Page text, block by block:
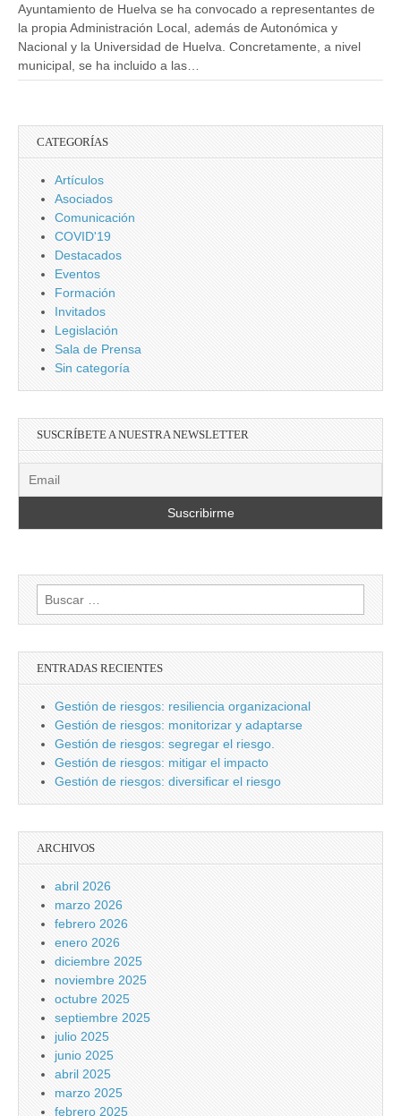
Ayuntamiento de Huelva se ha convocado a representantes de
la propia Administración Local, además de Autonómica y
Nacional y la Universidad de Huelva. Concretamente, a nivel
municipal, se ha incluido a las…
CATEGORÍAS
Artículos
Asociados
Comunicación
COVID'19
Destacados
Eventos
Formación
Invitados
Legislación
Sala de Prensa
Sin categoría
SUSCRÍBETE A NUESTRA NEWSLETTER
Buscar:
ENTRADAS RECIENTES
Gestión de riesgos: resiliencia organizacional
Gestión de riesgos: monitorizar y adaptarse
Gestión de riesgos: segregar el riesgo.
Gestión de riesgos: mitigar el impacto
Gestión de riesgos: diversificar el riesgo
ARCHIVOS
abril 2026
marzo 2026
febrero 2026
enero 2026
diciembre 2025
noviembre 2025
octubre 2025
septiembre 2025
julio 2025
junio 2025
abril 2025
marzo 2025
febrero 2025